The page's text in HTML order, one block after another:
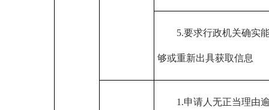
5.要求行政机关确实
够或重新出具获取信息
1.申请人无正当理由